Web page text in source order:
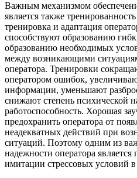
Важным механизмом
является также
тренировка и адаптация
способствуют образованию
образованию необходимых
между возникающими
оператора. Тренировки
оператором ошибок,
информации, уменьшают
снижают степень психической
работоспособность. Хорошая
предохранить оператора от
неадекватных действий при
ситуаций. Поэтому одним из
надежности оператора
имитации стрессовых условий